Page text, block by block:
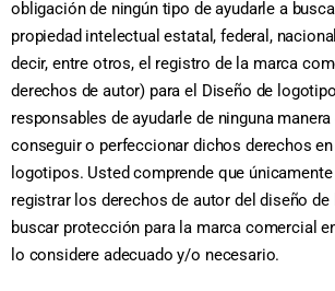
obligación de ningún tipo de ayudarle a
propiedad intelectual estatal, federal,
decir, entre otros, el registro de la marca
derechos de autor) para el Diseño de
responsables de ayudarle de ninguna
conseguir o perfeccionar dichos derechos
logotipos. Usted comprende que
registrar los derechos de autor del diseño
buscar protección para la marca comercial
lo considere adecuado y/o necesario.